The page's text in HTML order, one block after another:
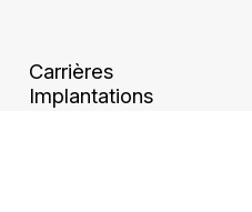
Carrières
Implantations